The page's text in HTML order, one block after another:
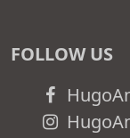
FOLLOW US